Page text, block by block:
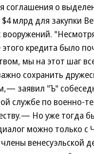
соглашения о
млрд для закупки
вооружений.
кредита было
мы на этот шаг
сохранить
заявил "Ъ"
службе по военно-
Но уже тогда
можно только
венесуэльской